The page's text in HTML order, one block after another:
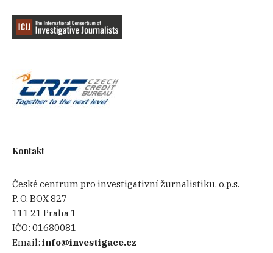
Kontakt
České centrum pro investigativní žurnalistiku, o.p.s.
P. O. BOX 827
111 21 Praha 1
IČO:01680081
Email:info@investigace.cz